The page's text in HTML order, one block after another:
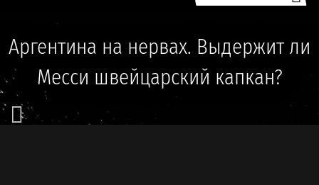
Аргентина на нервах. Выдержит ли
Месси швейцарский капкан?